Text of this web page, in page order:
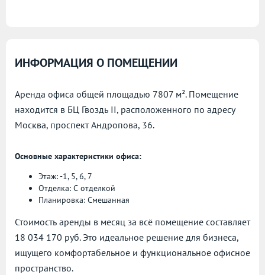
ИНФОРМАЦИЯ О ПОМЕЩЕНИИ
Аренда офиса общей площадью 7807 м². Помещение
находится в БЦ Гвоздь II, расположенного по адресу
Москва, проспект Андропова, 36.
Основные характеристики офиса:
Этаж: -1, 5, 6, 7
Отделка: С отделкой
Планировка: Смешанная
Стоимость аренды в месяц за всё помещение составляет
18 034 170 руб. Это идеальное решение для бизнеса,
ищущего комфортабельное и функциональное офисное
пространство.